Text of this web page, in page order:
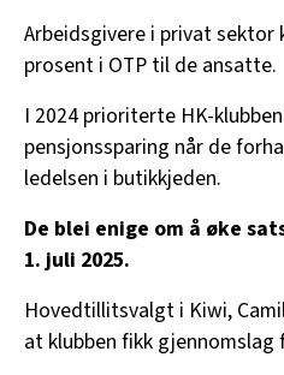
Arbeidsgivere i privat sektor
prosent i OTP til de ansatte.
I 2024 prioriterte HK-
pensjonssparing når de
ledelsen i butikkjeden.
De blei enige om å øke
1. juli 2025.
Hovedtillitsvalgt i Kiwi,
at klubben fikk gjennomslag